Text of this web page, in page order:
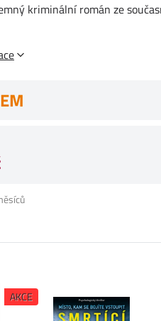
kriminální román ze
AKCE